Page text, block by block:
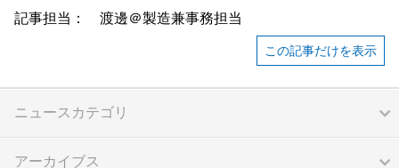
記事担当： 渡邊＠製造兼事務担当
この記事だけを表示
ニュースカテゴリ
アーカイブス